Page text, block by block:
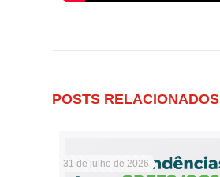
POSTS RELACIONADOS
31 de julho de 2026